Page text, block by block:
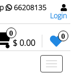
66208135
Login
0
$ 0.00
0
Toggle